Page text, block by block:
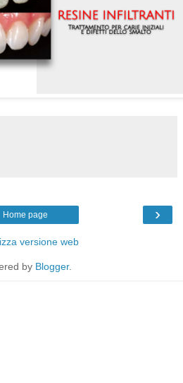
›
Home page
versione web
by Blogger.